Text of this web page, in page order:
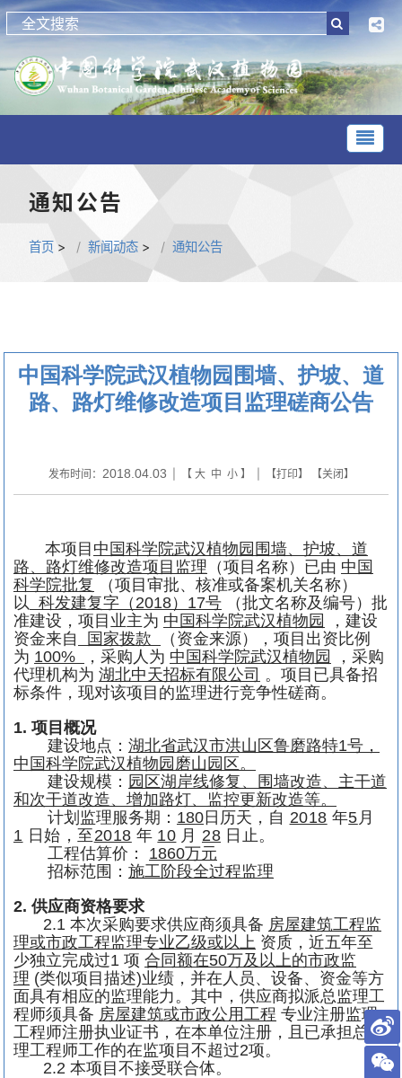
通知公告
首页 > 新闻动态 > 通知公告
中国科学院武汉植物园围墙、护坡、道
路、路灯维修改造项目监理磋商公告
发布时间： 2018.04.03 | 【 大 中 小】 | 【打印】 【关闭】
本项目 中国科学院武汉植物园围墙、护坡、道
路、路灯维修改造项目监理 （项目名称）已由 中国
科学院批复
（项目审批、核准或备案机关名称）
以 科发建复字（ 2018） 17号
（批文名称及编号）批
准建设，项目业主为 中国科学院武汉植物园
，建设
资金来自
国家拨款
（资金来源），项目出资比例
为 100% ，采购人为 中国科学院武汉植物园
，采购
代理机构为 湖北中天招标有限公司 。项目已具备招
标条件，现对该项目的监理进行竞争性磋商。
1. 项目概况
建设地点： 湖北省武汉市洪山区鲁磨路特1号，
中国科学院武汉植物园磨山园区。
建设规模： 园区湖岸线修复、围墙改造、主干道
和次干道改造、增加路灯、监控更新改造等。
计划监理服务期： 180日历天， 自 2018 年5 月
1 日始，至2018 年 10 月 28 日止。
工程估算价：
1860万元
招标范围： 施工阶段全过程监理
2. 供应商资格要求
2.1 本次采购要求供应商须具备 房屋建筑工程监
理或市政工程监理专业乙级或以上 资质，近五年至
少独立完成过1 项 合同额在50万及以上的市政监
理 (类似项目描述)业绩，并在人员、设备、资金等方
面具有相应的监理能力。其中，供应商拟派总监理工
程师须具备 房屋建筑或市政公用工程 专业注册监理
工程师注册执业证书，在本单位注册，且已承担总监
理工程师工作的在监项目不超过2项。
2.2 本项目不接受联合体。